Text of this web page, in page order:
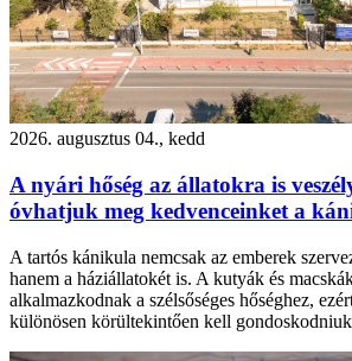
2026. augusztus 04., kedd
A nyári hőség az állatokra is
óvhatjuk meg kedvenceinket a
A tartós kánikula nemcsak az emberek
hanem a háziállatokét is. A kutyák és
alkalmazkodnak a szélsőséges hőséghez,
különösen körültekintően kell